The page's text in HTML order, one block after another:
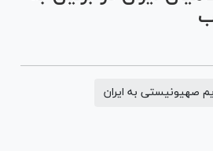
صهیونیستی به ایران